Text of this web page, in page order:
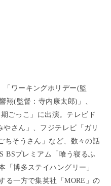
「ワーキングホリデー(監
翔(監督：寺内康太郎)」、
ごっこ」に出演。テレビド
さん」、フジテレビ「ガリ
ちそうさん」など、数々の話
BSプレミアム「喰う寝るふ
「博多ステイハングリー」
る一方で集英社「MORE」の